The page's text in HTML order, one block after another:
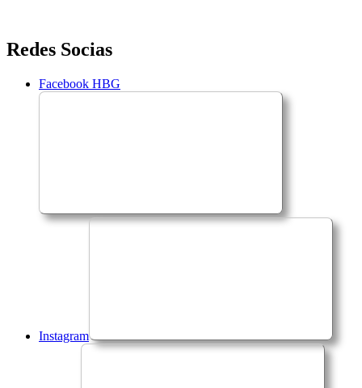
Saltar
para
conteúdo
Redes Socias
Facebook HBG
Instagram